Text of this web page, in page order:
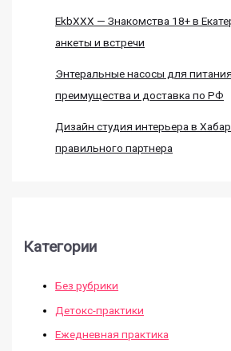
EkbXXX — Знакомства 18+ в
анкеты и встречи
Энтеральные насосы для
преимущества и доставка по РФ
Дизайн студия интерьера в
правильного партнера
Категории
Без рубрики
Детокс-практики
Ежедневная практика